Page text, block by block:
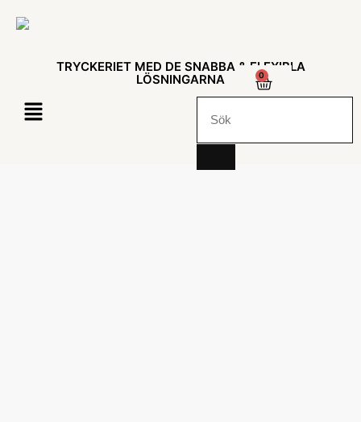
TRYCKERIET MED DE SNABBA & FLEXIBLA
LÖSNINGARNA
0